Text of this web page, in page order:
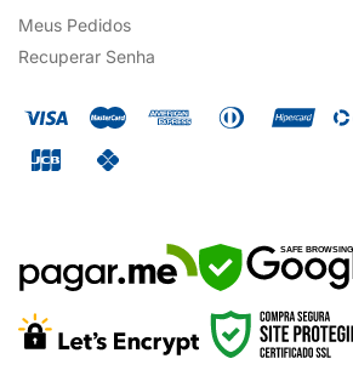
Meus Pedidos
Recuperar Senha
SAFE BROWSING